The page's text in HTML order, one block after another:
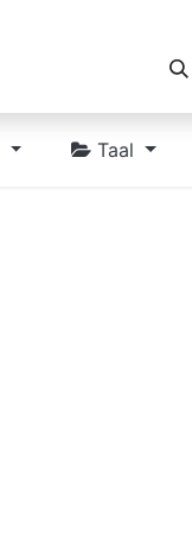
Taal